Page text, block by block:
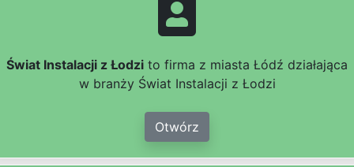
Świat Instalacji z Łodzi to firma z miasta Łódź działająca
w branży Świat Instalacji z Łodzi
Otwórz